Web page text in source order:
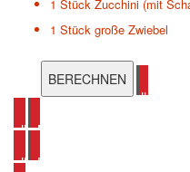
1 Stück Zucchini (mit
1 Stück große Zwiebel
alle
alle Mediterane Rezepte
alle Hähnchen Rezepte